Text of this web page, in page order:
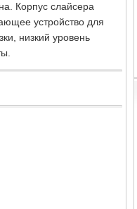
Корпус слайсера
устройство для
низкий уровень